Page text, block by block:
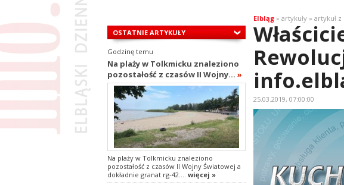
OSTATNIE ARTYKUŁY
Godzinę temu
Na plaży w Tolkmicku znaleziono
pozostałość z czasów II Wojny... »
Na plaży w Tolkmicku znaleziono
pozostałość z czasów II Wojny Światowej a
dokładnie granat rg-42.... więcej »
Elbląg» artykuły » artykuł z
25.03.2019, 07:00:00